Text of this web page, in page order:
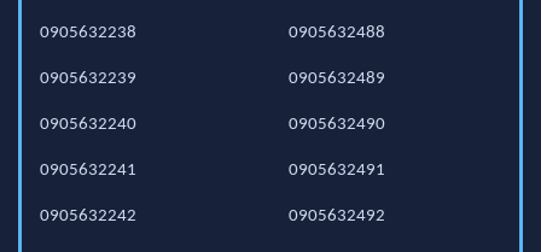
0905632238
0905632239
0905632240
0905632241
0905632242
0905632488
0905632489
0905632490
0905632491
0905632492